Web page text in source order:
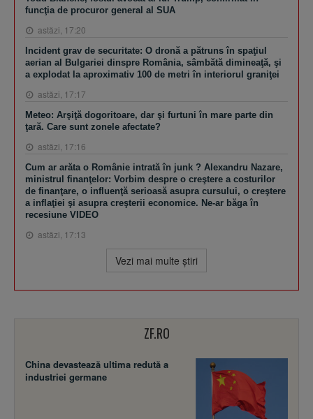
funcţia de procuror general al SUA
astăzi, 17:20
Incident grav de securitate: O dronă a pătruns în spaţiul
aerian al Bulgariei dinspre România, sâmbătă dimineaţă, şi
a explodat la aproximativ 100 de metri în interiorul graniţei
astăzi, 17:17
Meteo: Arşiţă dogoritoare, dar şi furtuni în mare parte din
ţară. Care sunt zonele afectate?
astăzi, 17:16
Cum ar arăta o Românie intrată în junk ? Alexandru Nazare,
ministrul finanţelor: Vorbim despre o creştere a costurilor
de finanţare, o influenţă serioasă asupra cursului, o creştere
a inflaţiei şi asupra creşterii economice. Ne-ar băga în
recesiune VIDEO
astăzi, 17:13
Vezi mai multe ştiri
ZF.RO
China devastează ultima redută a
industriei germane